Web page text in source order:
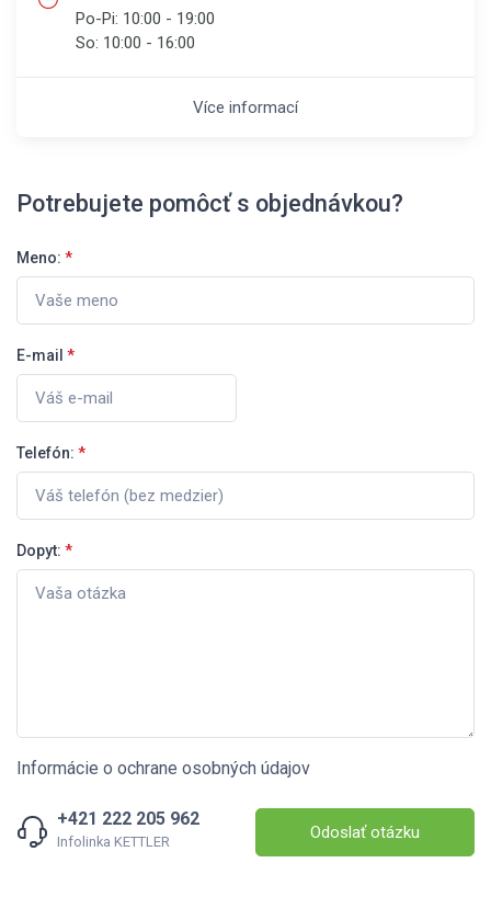
Po-Pi: 10:00 - 19:00
So: 10:00 - 16:00
Více informací
Potrebujete pomôcť s objednávkou?
Meno: *
E-mail *
Telefón: *
Dopyt: *
Informácie o ochrane osobných údajov
+421 222 205 962
Infolinka KETTLER Odoslať otázku